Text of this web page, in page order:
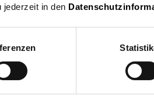
jederzeit in den